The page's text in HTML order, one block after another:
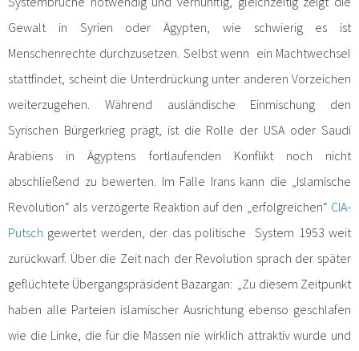
Gewalt in Syrien oder Ägypten, wie schwierig es ist
Menschenrechte durchzusetzen. Selbst wenn ein Machtwechsel
stattfindet, scheint die Unterdrückung unter anderen Vorzeichen
weiterzugehen. Während ausländische Einmischung den
Syrischen Bürgerkrieg prägt, ist die Rolle der USA oder Saudi
Arabiens in Ägyptens fortlaufenden Konflikt noch nicht
abschließend zu bewerten. Im Falle Irans kann die „Islamische
Revolution“ als verzögerte Reaktion auf den „erfolgreichen“ CIA-
Putsch gewertet werden, der das politische System 1953 weit
zurückwarf. Über die Zeit nach der Revolution sprach der später
geflüchtete Übergangspräsident Bazargan: „Zu diesem Zeitpunkt
haben alle Parteien islamischer Ausrichtung ebenso geschlafen
wie die Linke, die für die Massen nie wirklich attraktiv wurde und